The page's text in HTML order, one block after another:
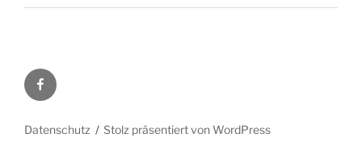
Facebook
Datenschutz Stolz präsentiert von WordPress